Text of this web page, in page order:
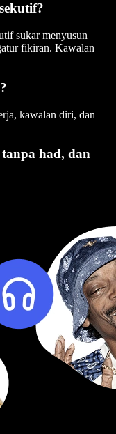
sukar menyusun
fikiran. Kawalan
kawalan diri, dan
had, dan